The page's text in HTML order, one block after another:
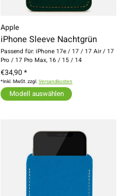
Apple
iPhone Sleeve Nachtgrün
Passend für: iPhone 17e / 17 / 17 Air / 17
Pro / 17 Pro Max, 16 / 15 / 14
€34,90 *
*Inkl. MwSt. zzgl.Versandkosten
Modell auswählen